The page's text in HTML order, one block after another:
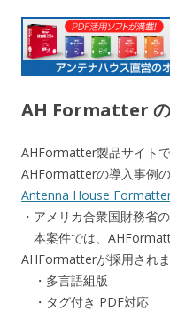
AH Formatter の
AHFormatter製品サイト
AHFormatterの導入事例
Antenna House
・アメリカ合衆国財務省
本案件では、
AHFormatterが採用されま
・多言語組版
・タグ付き PDF対応